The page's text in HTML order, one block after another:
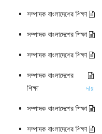
সম্পাদক বাংলাদেশের শিক্ষা
সম্পাদক বাংলাদেশের শিক্ষা
সম্পাদক বাংলাদেশের শিক্ষা
সম্পাদক বাংলাদেশের
শিক্ষা
দায়
সম্পাদক বাংলাদেশের শিক্ষা
সম্পাদক বাংলাদেশের শিক্ষা